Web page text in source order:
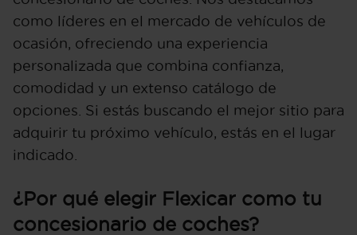
como líderes en el mercado de vehículos de
ocasión, ofreciendo una experiencia
personalizada que combina confianza,
comodidad y un extenso catálogo de
opciones. Si estás buscando el mejor sitio para
adquirir tu próximo vehículo, estás en el lugar
indicado.
¿Por qué elegir Flexicar como tu
concesionario de coches?